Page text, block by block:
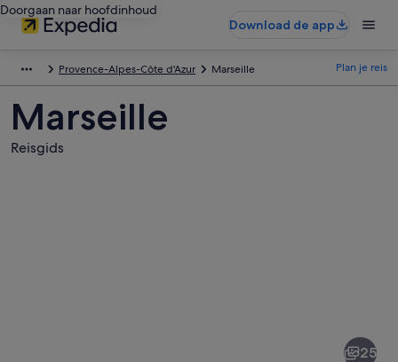
Doorgaan naar hoofdinhoud
Download de app
Provence-Alpes-Côte d'Azur Marseille Plan je reis
Marseille
Reisgids
25